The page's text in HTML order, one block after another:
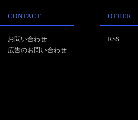
CONTACT
お問い合わせ
広告のお問い合わせ
OTHER
RSS